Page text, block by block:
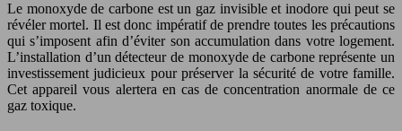
Le monoxyde de carbone est un gaz invisible et inodore qui peut se
révéler mortel. Il est donc impératif de prendre toutes les précautions
qui s’imposent afin d’éviter son accumulation dans votre logement.
L’installation d’un détecteur de monoxyde de carbone représente un
investissement judicieux pour préserver la sécurité de votre famille.
Cet appareil vous alertera en cas de concentration anormale de ce
gaz toxique.